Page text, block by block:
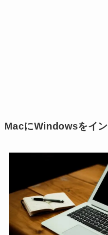
MacにWindowsをイ